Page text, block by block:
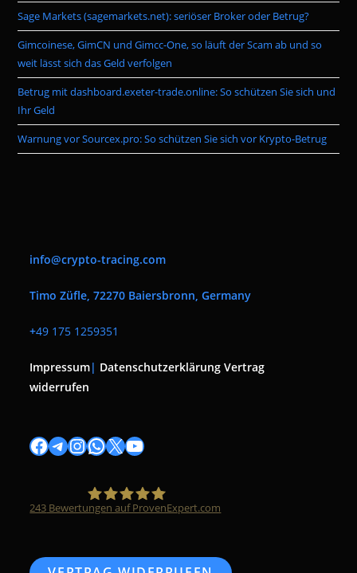
Sage Markets (sagemarkets.net): seriöser Broker oder Betrug?
Gimcoinese, GimCN und Gimcc-One, so läuft der Scam ab und so
weit lässt sich das Geld verfolgen
Betrug mit dashboard.exeter-trade.online: So schützen Sie sich und
Ihr Geld
Warnung vor Sourcex.pro: So schützen Sie sich vor Krypto-Betrug
info@crypto-tracing.com
Timo Züfle, 72270 Baiersbronn, Germany
+49 175 1259351
Impressum| Datenschutzerklärung Vertrag
widerrufen
Facebook
Telegram
Instagram
WhatsApp
X YouTube
243 Bewertungen auf ProvenExpert.com